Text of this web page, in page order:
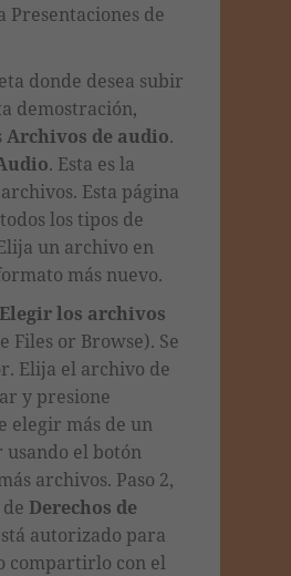
Presentaciones de
donde desea subir
demostración,
Archivos de audio.
. Esta es la
Esta página
los tipos de
un archivo en
más nuevo.
Elegir los archivos
Files or Browse). Se
Elija el archivo de
y presione
elegir más de un
el botón
archivos. Paso 2,
Derechos de
autorizado para
compartirlo con el